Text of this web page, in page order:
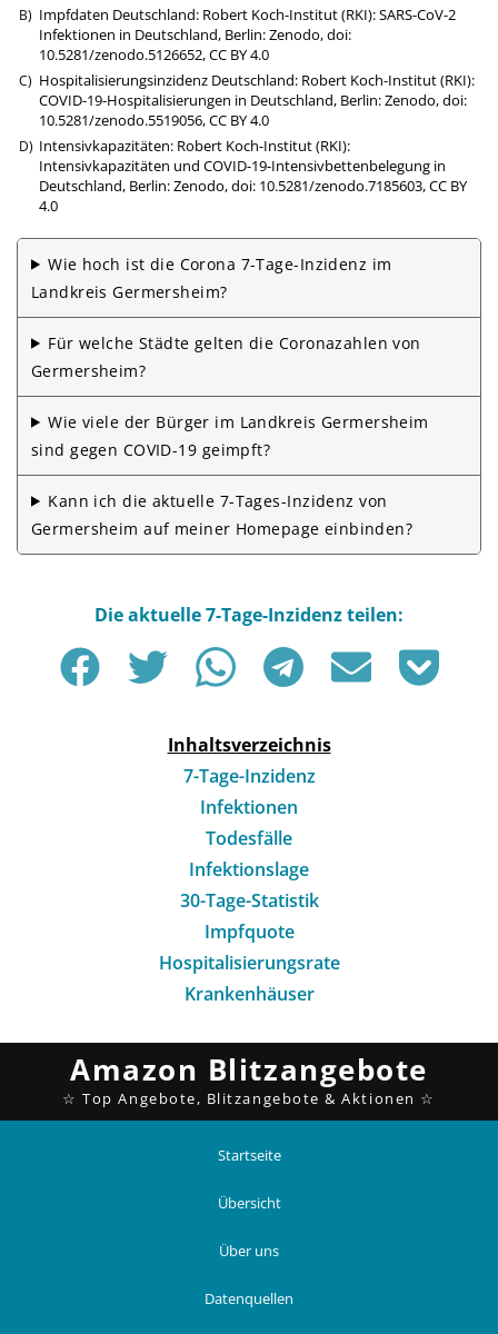
Impfdaten Deutschland: Robert Koch-Institut (RKI): SARS-CoV-2
Infektionen in Deutschland, Berlin: Zenodo,doi:
10.5281/zenodo.5126652,CC BY 4.0
Hospitalisierungsinzidenz Deutschland: Robert Koch-Institut (RKI):
COVID-19-Hospitalisierungen in Deutschland, Berlin: Zenodo,doi:
10.5281/zenodo.5519056,CC BY 4.0
Intensivkapazitäten: Robert Koch-Institut (RKI):
Intensivkapazitäten und COVID-19-Intensivbettenbelegung in
Deutschland, Berlin: Zenodo,doi: 10.5281/zenodo.7185603,CC BY
4.0
Wie hoch ist die Corona 7-Tage-Inzidenz im
Landkreis Germersheim?
Für welche Städte gelten die Corona­zahlen von
Germersheim?
Wie viele der Bürger im Landkreis Germersheim
sind gegen COVID-19 geimpft?
Kann ich die aktuelle 7-Tages-Inzidenz von
Germersheim auf meiner Homepage einbinden?
Inhaltsverzeichnis
7-Tage-Inzidenz
Infektionen
Todesfälle
Infektionslage
30-Tage-Statistik
Impfquote
Hospitalisierungsrate
Krankenhäuser
Startseite
Übersicht
Über uns
Datenquellen